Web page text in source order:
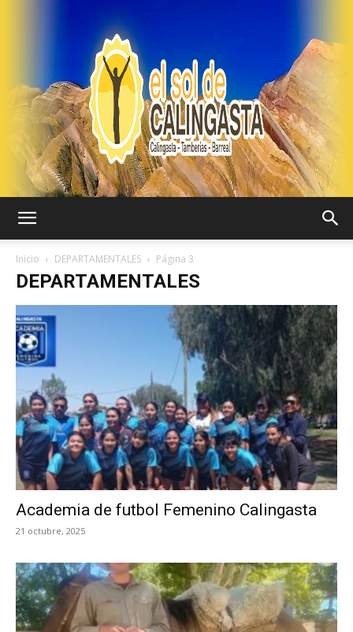
SOL
DE
CALINGASTA
Inicio DEPARTAMENTALES Página 3
DEPARTAMENTALES
Academia de futbol Femenino Calingasta
21 octubre, 2025